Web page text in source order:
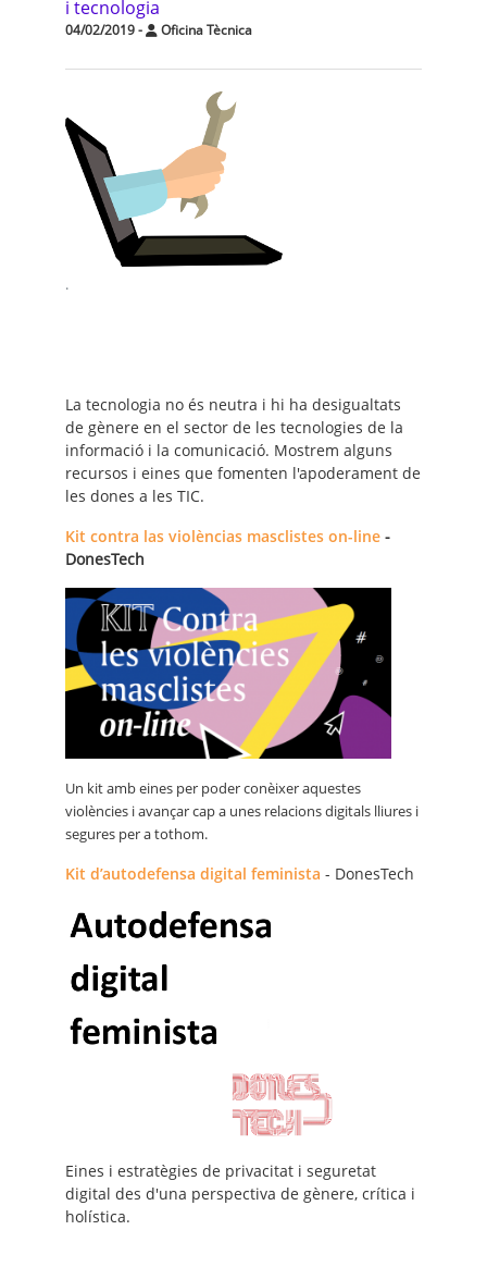
i tecnologia
04/02/2019- Oficina Tècnica
.
La tecnologia no és neutra i hi ha desigualtats
de gènere en el sector de les tecnologies de la
informació i la comunicació. Mostrem alguns
recursos i eines que fomenten l'apoderament de
les dones a les TIC.
Kit contra las violèncias masclistes on-line -
DonesTech
Un kit amb eines per poder conèixer aquestes
violències i avançar cap a unes relacions digitals lliures i
segures per a tothom.
Kit d’autodefensa digital feminista - DonesTech
Eines i estratègies de privacitat i seguretat
digital des d'una perspectiva de gènere, crítica i
holística.